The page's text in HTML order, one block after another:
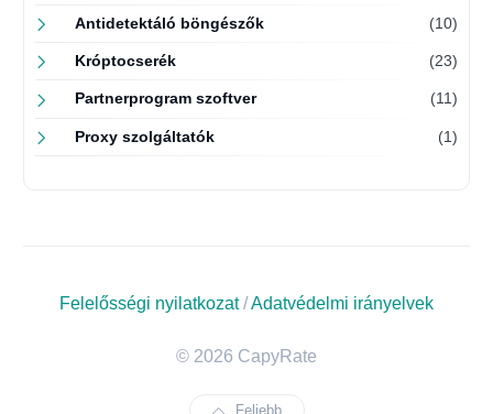
Antidetektáló böngészők (10)
Króptocserék (23)
Partnerprogram szoftver (11)
Proxy szolgáltatók (1)
Felelősségi nyilatkozat/Adatvédelmi irányelvek
© 2026 CapyRate
Feljebb